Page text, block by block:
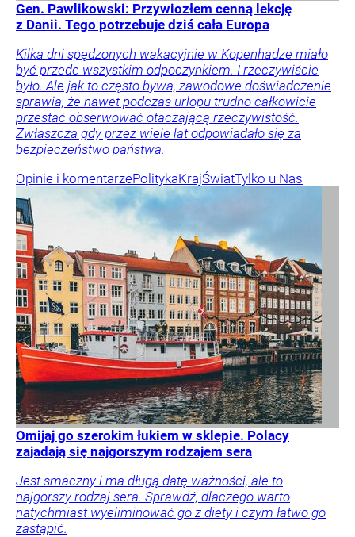
Gen. Pawlikowski: Przywiozłem cenną lekcję
z Danii. Tego potrzebuje dziś cała Europa
Kilka dni spędzonych wakacyjnie w Kopenhadze miało
być przede wszystkim odpoczynkiem. I rzeczywiście
było. Ale jak to często bywa, zawodowe doświadczenie
sprawia, że nawet podczas urlopu trudno całkowicie
przestać obserwować otaczającą rzeczywistość.
Zwłaszcza gdy przez wiele lat odpowiadało się za
bezpieczeństwo państwa.
Opinie i komentarzePolitykaKrajŚwiatTylko u Nas
Omijaj go szerokim łukiem w sklepie. Polacy
zajadają się najgorszym rodzajem sera
Jest smaczny i ma długą datę ważności, ale to
najgorszy rodzaj sera. Sprawdź, dlaczego warto
natychmiast wyeliminować go z diety i czym łatwo go
zastąpić.